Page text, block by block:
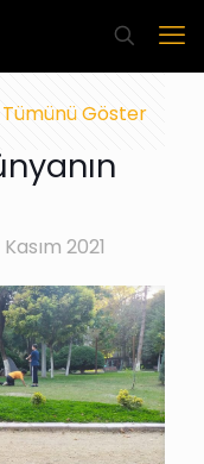
Tümünü Göster
2021